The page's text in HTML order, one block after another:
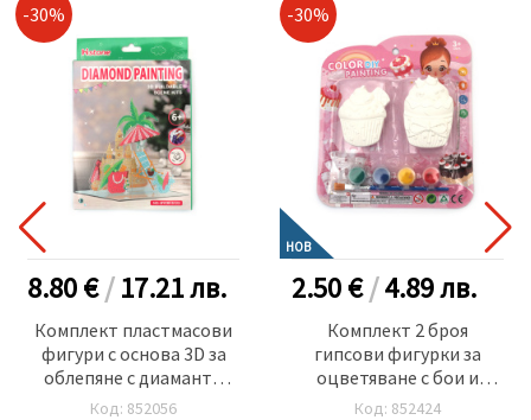
-30%
8.80 €/17.21лв.
Комплект пластмасови
фигури с основа 3D за
облепяне с диаманти
17x14x20 см - тропик
Код: 852056
-30%
НОВ
2.50 €/4.89лв.
Комплект 2 броя
гипсови фигурки за
оцветяване с бои и
четка -мъфини
Код: 852424